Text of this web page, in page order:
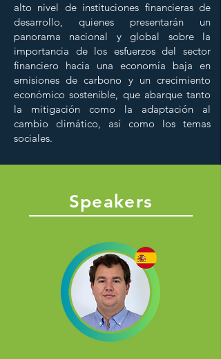
alto nivel de instituciones financieras de
desarrollo, quienes presentarán un
panorama nacional y global sobre la
importancia de los esfuerzos del sector
financiero hacia una economía baja en
emisiones de carbono y un crecimiento
económico sostenible, que abarque tanto
la mitigación como la adaptación al
cambio climático, así como los temas
sociales.
Speakers